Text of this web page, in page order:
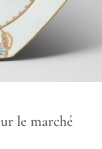
le marché